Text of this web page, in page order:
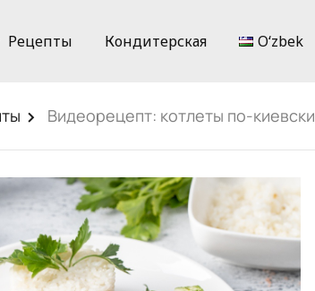
Рецепты Кондитерская Oʻzbek
Видеорецепт: котлеты по-киевски